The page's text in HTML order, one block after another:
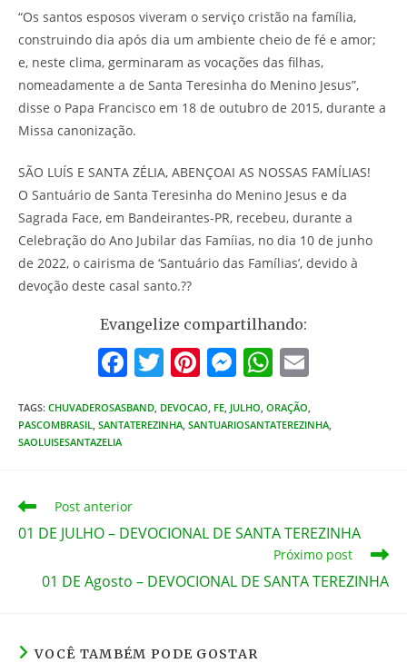
“Os santos esposos viveram o serviço cristão na família,
construindo dia após dia um ambiente cheio de fé e amor;
e, neste clima, germinaram as vocações das filhas,
nomeadamente a de Santa Teresinha do Menino Jesus”,
disse o Papa Francisco em 18 de outubro de 2015, durante a
Missa canonização.
SÃO LUÍS E SANTA ZÉLIA, ABENÇOAI AS NOSSAS FAMÍLIAS!
O Santuário de Santa Teresinha do Menino Jesus e da
Sagrada Face, em Bandeirantes-PR, recebeu, durante a
Celebração do Ano Jubilar das Famíias, no dia 10 de junho
de 2022, o cairisma de ‘Santuário das Famílias’, devido à
devoção deste casal santo.??
Evangelize compartilhando:
F
c
o
k
T
itt
Pi
er
M
ss
er
W
h
at
p
ai
TAGS: CHUVADEROSASBAND, DEVOCAO, FE, JULHO, ORAÇÃO,
PASCOMBRASIL, SANTATEREZINHA, SANTUARIOSANTATEREZINHA,
SAOLUISESANTAZELIA
Leia
artigos
Post anterior
01 DE JULHO – DEVOCIONAL DE SANTA TEREZINHA
Próximo post
01 DE Agosto – DEVOCIONAL DE SANTA TEREZINHA
VOCÊ TAMBÉM PODE GOSTAR